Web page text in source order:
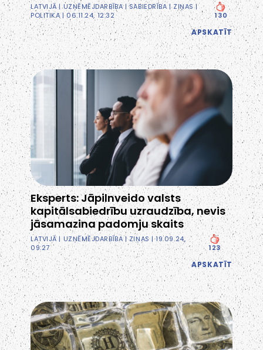
LATVIJĀ|UZŅĒMĒJDARBĪBA|SABIEDRĪBA |ZIŅAS|
POLITIKA| 06.11.24, 12:32 130
APSKATĪT
Eksperts: Jāpilnveido valsts
kapitālsabiedrību uzraudzība, nevis
jāsamazina padomju skaits
LATVIJĀ| UZŅĒMĒJDARBĪBA|ZIŅAS| 19.09.24,
09:27
123
APSKATĪT